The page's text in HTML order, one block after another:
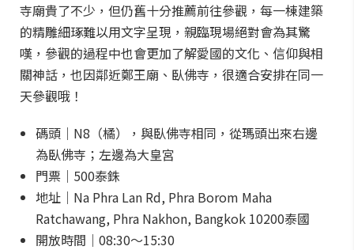
寺廟貴了不少，但仍舊十分推薦前往參觀，每一棟建築
的精雕細琢難以用文字呈現，親臨現場絕對會為其驚
嘆，參觀的過程中也會更加了解愛國的文化、信仰與相
關神話，也因鄰近鄭王廟、臥佛寺，很適合安排在同一
天參觀哦！
碼頭｜N8（橘），與臥佛寺相同，從瑪頭出來右邊
為臥佛寺；左邊為大皇宮
門票｜500泰銖
地址｜Na Phra Lan Rd, Phra Borom Maha
Ratchawang, Phra Nakhon, Bangkok 10200泰國
開放時間｜08:30～15:30